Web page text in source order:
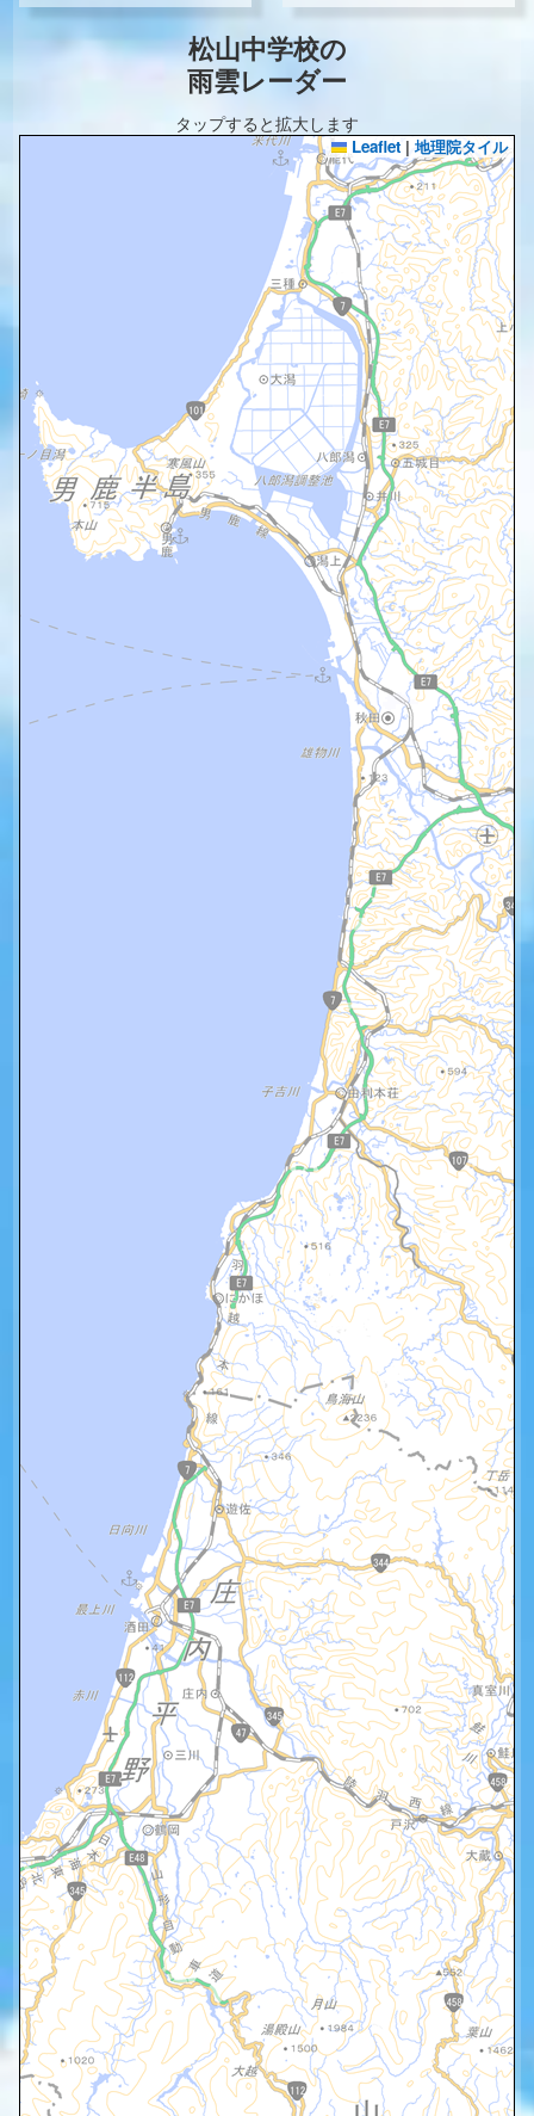
松山中学校の
雨雲レーダー
タップすると拡大します
Leaflet | 地理院タイル